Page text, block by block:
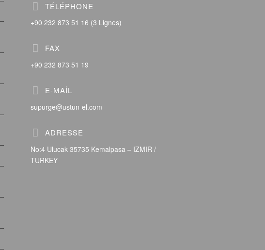
TÉLÉPHONE
+90 232 873 51 16 (3 Lignes)
FAX
+90 232 873 51 19
E-MAIL
supurge@ustun-el.com
ADRESSE
No:4 Ulucak 35735 Kemalpasa – IZMIR /
TURKEY